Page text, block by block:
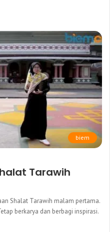
biem
Tarawih
Shalat Tarawih malam pertama.
berkarya dan berbagi inspirasi.